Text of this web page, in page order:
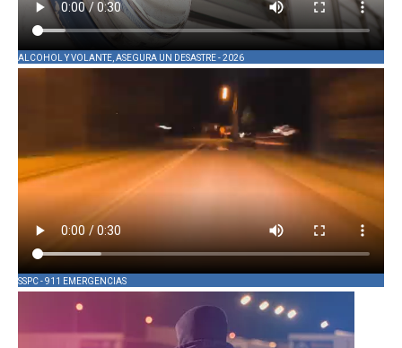
ALCOHOL Y VOLANTE, ASEGURA UN DESASTRE - 2026
SSPC - 911 EMERGENCIAS